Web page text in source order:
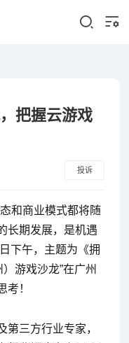
把握云游戏
投诉
和商业模式都将随
长期发展，是机遇
下午，主题为《拥
游戏沙龙”在广州
考！
三方行业专家，